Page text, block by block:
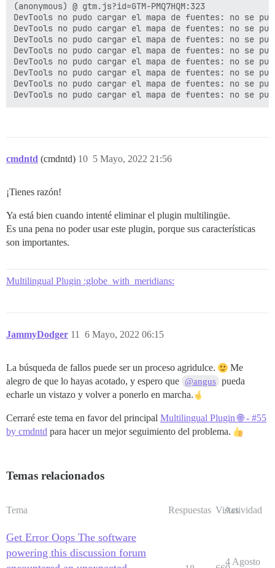
(anonymous) @ gtm.js?id=GTM-PMQ7HQM:323
DevTools no pudo cargar el mapa de fuentes: no se
DevTools no pudo cargar el mapa de fuentes: no se pudo
DevTools no pudo cargar el mapa de fuentes: no se pudo
DevTools no pudo cargar el mapa de fuentes: no se pudo
DevTools no pudo cargar el mapa de fuentes: no se
DevTools no pudo cargar el mapa de fuentes: no se pudo
DevTools no pudo cargar el mapa de fuentes: no se
DevTools no pudo cargar el mapa de fuentes: no se
cmdntd (cmdntd) 5 Mayo, 2022 21:56
10
¡Tienes razón!
Ya está bien cuando intenté eliminar el plugin multilingüe.
Es una pena no poder usar este plugin, porque sus características
son importantes.
Multilingual Plugin :globe_with_meridians:
JammyDodger 6 Mayo, 2022 06:15
11
La búsqueda de fallos puede ser un proceso agridulce.
Me
alegro de que lo hayas acotado, y espero que @angus pueda
echarle un vistazo y volver a ponerlo en marcha.
Cerraré este tema en favor del principal Multilingual Plugin 🌐 - #55
by cmdntd para hacer un mejor seguimiento del problema.
Temas relacionados
Tema Respuestas Vistas
Actividad
Get Error Oops The software
powering this discussion forum
4 Agosto